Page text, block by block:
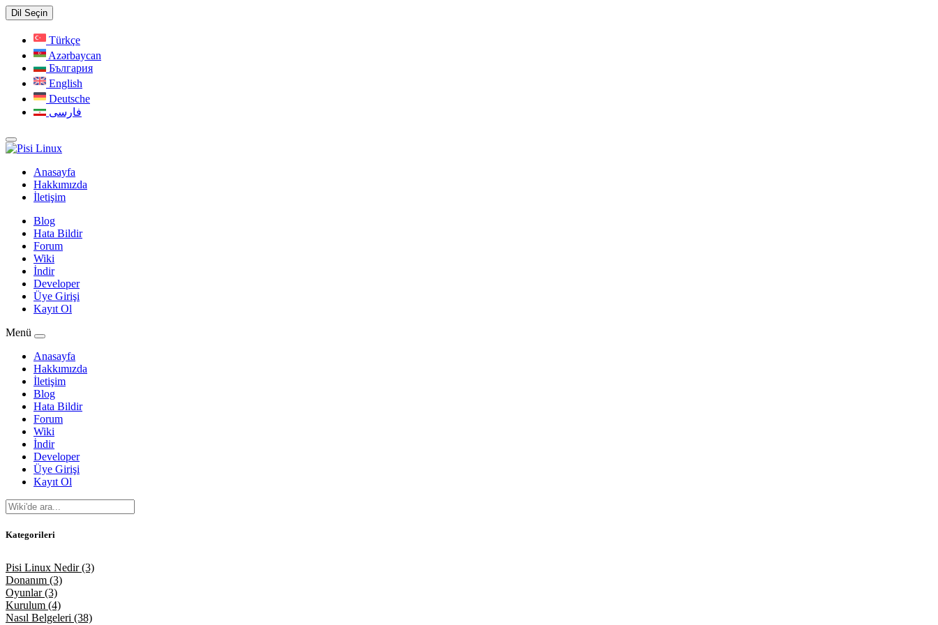
Dil Seçin
Türkçe
Azərbaycan
България
English
Deutsche
فارسی
Anasayfa
Hakkımızda
İletişim
Blog
Hata Bildir
Forum
Wiki
İndir
Developer
Üye Girişi
Kayıt Ol
Menü
Anasayfa
Hakkımızda
İletişim
Blog
Hata Bildir
Forum
Wiki
İndir
Developer
Üye Girişi
Kayıt Ol
Kategorileri
Pisi Linux Nedir (3)
Donanım (3)
Oyunlar (3)
Kurulum (4)
Nasıl Belgeleri (38)